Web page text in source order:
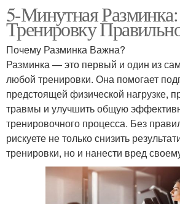
5-Минутная
Тренировку
Почему Разминка Важна?
Разминка — это первый и один из
любой тренировки. Она помогает
предстоящей физической нагрузке,
травмы и улучшить общую
тренировочного процесса. Без
рискуете не только снизить
тренировки, но и нанести вред